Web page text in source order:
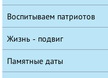
Воспитываем патриотов
Жизнь - подвиг
Памятные даты